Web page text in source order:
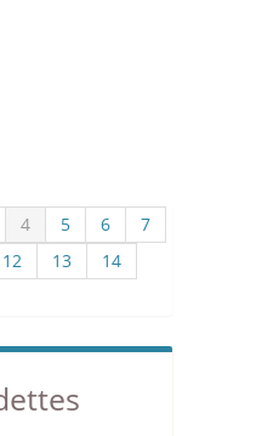
4 5 6
7
12 13
14